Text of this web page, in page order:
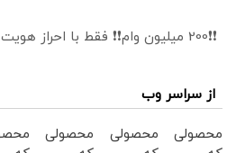
❗❗200 میلیون وام❗❗ فقط با احراز هویت
از سراسر وب
محصولی
محصولی
محصولی